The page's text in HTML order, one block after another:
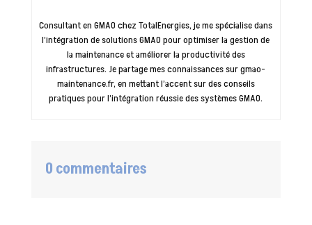
Consultant en GMAO chez TotalEnergies, je me spécialise dans
l’intégration de solutions GMAO pour optimiser la gestion de
la maintenance et améliorer la productivité des
infrastructures. Je partage mes connaissances sur gmao-
maintenance.fr, en mettant l’accent sur des conseils
pratiques pour l’intégration réussie des systèmes GMAO.
0 commentaires